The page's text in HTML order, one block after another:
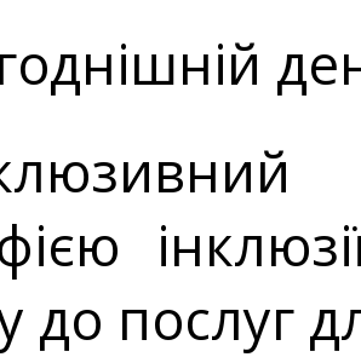
до послуг